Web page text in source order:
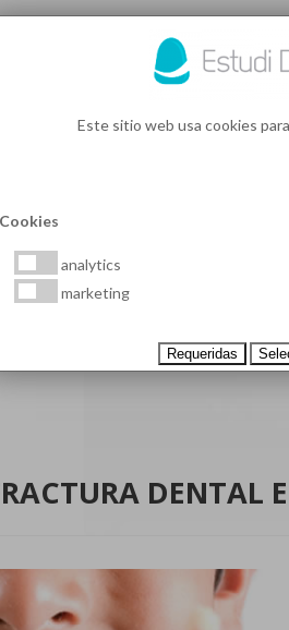
EN BARCELONA
DENTAL
Este sitio web usa cookies
Cookies
analytics
marketing
Requeridas